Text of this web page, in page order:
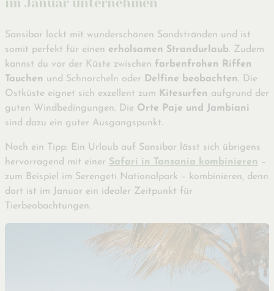
im Januar unternehmen
Sansibar lockt mit wunderschönen Sandstränden und ist
somit perfekt für einen erholsamen Strandurlaub. Zudem
kannst du vor der Küste zwischen farbenfrohen Riffen
Tauchen und Schnorcheln oder Delfine beobachten. Die
Ostküste eignet sich exzellent zum
Kitesurfen aufgrund der
guten Windbedingungen. Die Orte Paje und Jambiani
sind dazu ein guter Ausgangspunkt.
Noch ein Tipp: Ein Urlaub auf Sansibar lässt sich übrigens
hervorragend mit einer Safari in Tansania kombinieren –
zum Beispiel im Serengeti Nationalpark – kombinieren, denn
dort ist im Januar ein idealer Zeitpunkt für
Tierbeobachtungen.